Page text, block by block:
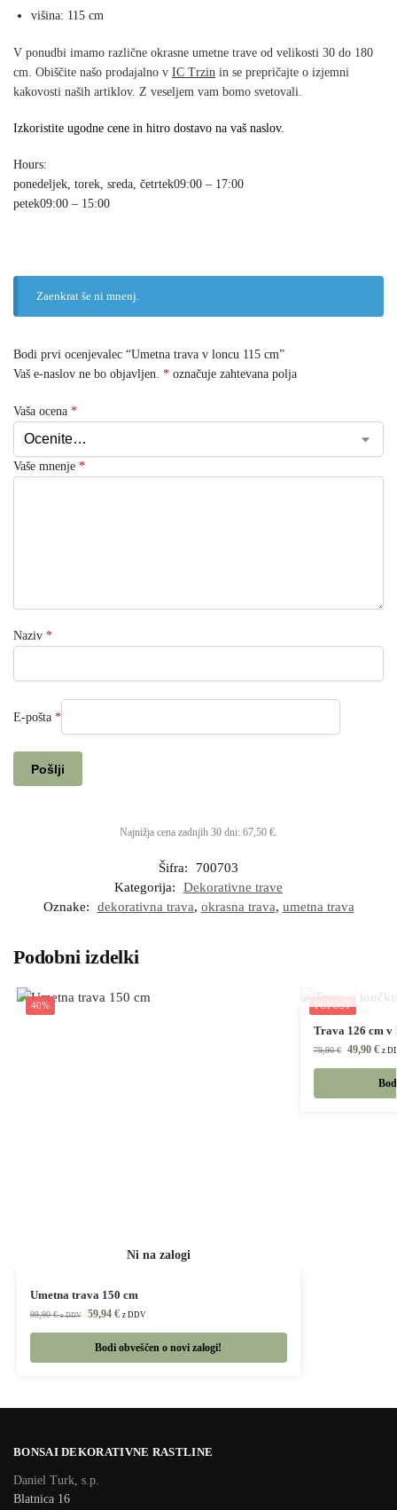
višina: 115 cm
V ponudbi imamo različne okrasne umetne trave od velikosti 30 do 180
cm. Obiščite našo prodajalno v IC Trzin in se prepričajte o izjemni
kakovosti naših artiklov. Z veseljem vam bomo svetovali.
Izkoristite ugodne cene in hitro dostavo na vaš naslov.
Hours:
ponedeljek, torek, sreda, četrtek09:00 – 17:00
petek09:00 – 15:00
Zaenkrat še ni mnenj.
Bodi prvi ocenjevalec “Umetna trava v loncu 115 cm”
Vaš e-naslov ne bo objavljen. * označuje zahtevana polja
Vaša ocena *
Vaše mnenje *
Naziv *
E-pošta *
Najnižja cena zadnjih 30 dni: 67,50 €.
Šifra:
700703
Kategorija:
Dekorativne trave
Oznake:
dekorativna trava, okrasna trava, umetna trava
Podobni izdelki
40%
Umetna trava 150 cm
99,90€ z DDV 59,94 € z DDV
Bodi obveščen o novi zalogi!
POPUST
Trava 126 cm v
79,90€ 49,90 € z
BONSAI DEKORATIVNE RASTLINE
Daniel Turk, s.p.
Blatnica 16